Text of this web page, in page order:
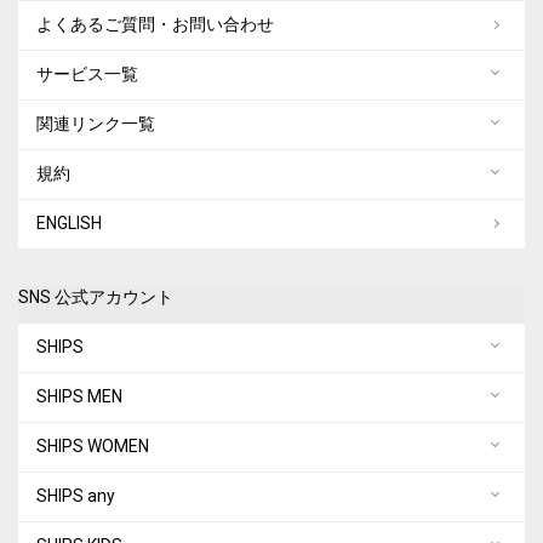
よくあるご質問・お問い合わせ
サービス一覧
関連リンク一覧
規約
ENGLISH
SNS 公式アカウント
SHIPS
SHIPS MEN
SHIPS WOMEN
SHIPS any